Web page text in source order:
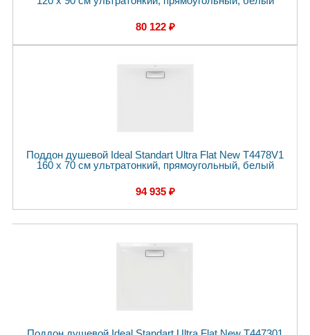
80 122 ₽
Поддон душевой Ideal Standart Ultra Flat New T4478V1
160 x 70 см ультратонкий, прямоугольный, белый
94 935 ₽